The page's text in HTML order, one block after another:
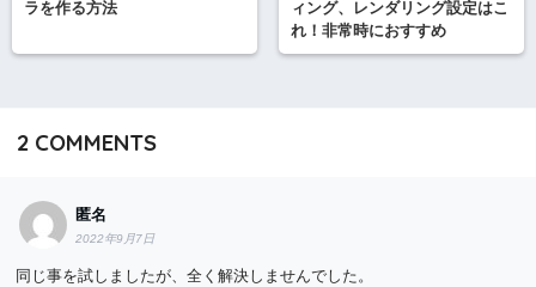
ラを作る方法
ィング、レンダリング設定はこ
れ！非常時におすすめ
2 COMMENTS
匿名
2022年9月7日
同じ事を試しましたが、全く解決しませんでした。